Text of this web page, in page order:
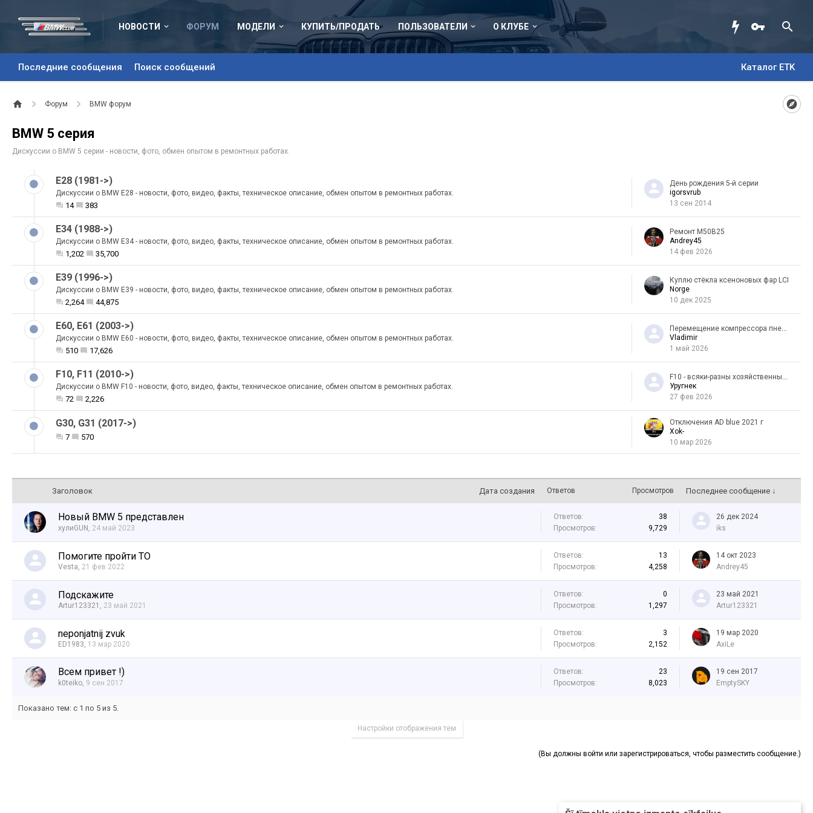
НОВОСТИ ФОРУМ
Последние сообщения Поиск сообщений Каталог ETK
МОДЕЛИ КУПИТЬ/ПРОДАТЬ ПОЛЬЗОВАТЕЛИ О КЛУБЕ
Форум BMW форум
BMW 5 серия
Дискуссии о BMW 5 серии - новости, фото, обмен опытом в ремонтных работах.
E28 (1981->)
Дискуссии о BMW E28 - новости, фото, видео, факты, техническое описание, обмен опытом в ремонтных работах.
14 383
День рождения 5-й серии
igorsvrub
13 сен 2014
E34 (1988->)
Дискуссии о BMW E34 - новости, фото, видео, факты, техническое описание, обмен опытом в ремонтных работах.
1,202 35,700
Ремонт M50B25
Andrey45
14 фев 2026
E39 (1996->)
Дискуссии о BMW E39 - новости, фото, видео, факты, техническое описание, обмен опытом в ремонтных работах.
2,264 44,875
Куплю стёкла ксеноновых фар LCI
Norge
10 дек 2025
E60, E61 (2003->)
Дискуссии о BMW E60 - новости, фото, видео, факты, техническое описание, обмен опытом в ремонтных работах.
510 17,626
Vladimir
1 май 2026
F10, F11 (2010->)
Дискуссии о BMW F10 - новости, фото, видео, факты, техническое описание, обмен опытом в ремонтных работах.
72 2,226
Уругнек
27 фев 2026
G30, G31 (2017->)
7 570
Отключения AD blue 2021 г
Xok-
10 мар 2026
Заголовок Дата создания Ответов Просмотров Последнее сообщение ↓
Новый BMW 5 представлен
хулиGUN , 24 май 2023
Ответов:
38
Просмотров:
9,729
26 дек 2024
iks
Помогите пройти ТО
Vesta, 21 фев 2022
Ответов:
13
Просмотров:
4,258
14 окт 2023
Andrey45
Подскажите
Artur123321 , 23 май 2021
Ответов:
0
Просмотров:
1,297
23 май 2021
Artur123321
neponjatnij zvuk
ED1983, 13 мар 2020
Ответов:
3
Просмотров:
2,152
19 мар 2020
AxiLe
Всем привет !)
k0teiko, 9 сен 2017
Ответов:
23
Просмотров:
8,023
19 сен 2017
EmptySKY
Показано тем: с 1 по 5 из 5.
Настройки отображения тем
(Вы должны войти или зарегистрироваться, чтобы разместить сообщение.)